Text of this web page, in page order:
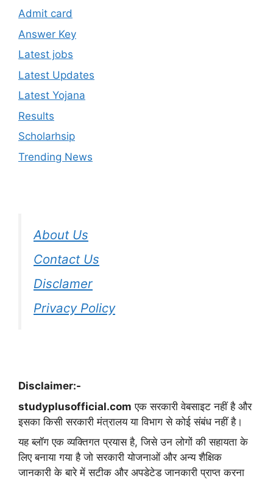
Admit card
Answer Key
Latest jobs
Latest Updates
Latest Yojana
Results
Scholarhsip
Trending News
About Us
Contact Us
Disclamer
Privacy Policy
Disclaimer:-
studyplusofficial.com एक सरकारी वेबसाइट नहीं है और
इसका किसी सरकारी मंत्रालय या विभाग से कोई संबंध नहीं है।
यह ब्लॉग एक व्यक्तिगत प्रयास है, जिसे उन लोगों की सहायता के
लिए बनाया गया है जो सरकारी योजनाओं और अन्य शैक्षिक
जानकारी के बारे में सटीक और अपडेटेड जानकारी प्राप्त करना